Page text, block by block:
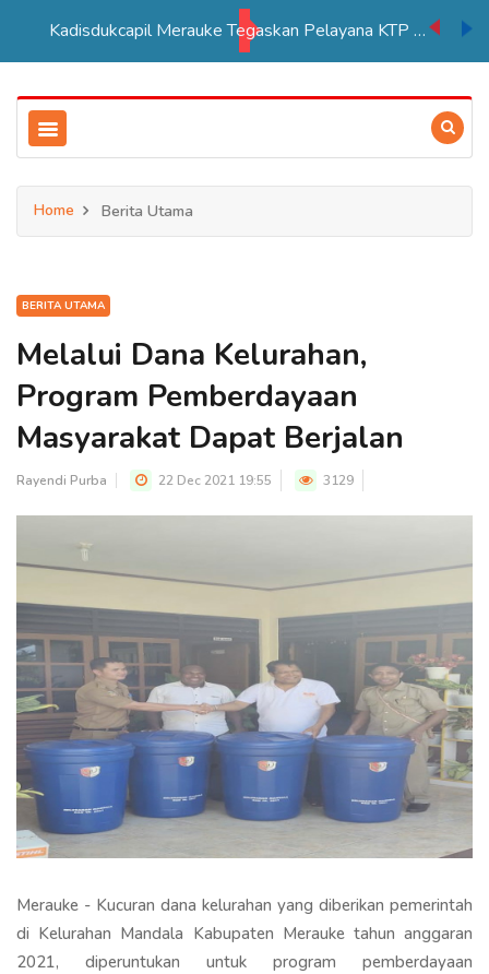
Kadisdukcapil Merauke Tegaskan Pelayana KTP Sesuai SOP
Home Berita Utama
BERITA UTAMA
Melalui Dana Kelurahan,
Program Pemberdayaan
Masyarakat Dapat Berjalan
Rayendi Purba 22 Dec 2021 19:55 3129
Merauke - Kucuran dana kelurahan yang diberikan pemerintah
di Kelurahan Mandala Kabupaten Merauke tahun anggaran
2021, diperuntukan untuk program pemberdayaan